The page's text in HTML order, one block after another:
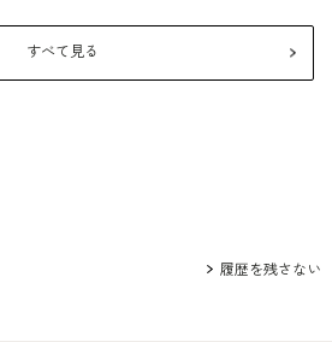
すべて見る
履歴を残さない